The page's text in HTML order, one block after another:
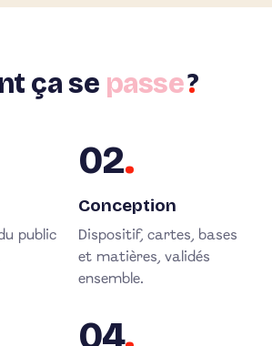
ça se passe?
public
02.
Conception
Dispositif, cartes, bases
et matières, validés
ensemble.
04.